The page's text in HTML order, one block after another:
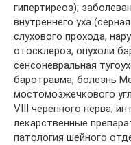
гипертиреоз);
внутреннего уха
слухового прохода,
отосклероз, опухоли
сенсоневральная
баротравма, болезнь
мостомозжечкового
VIII черепного нерва;
лекарственные
патология шейного